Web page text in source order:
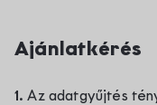
Ajánlatkérés
1. Az adatgyűjtés